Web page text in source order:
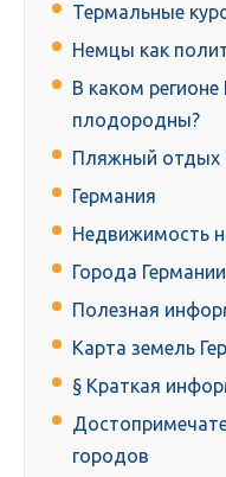
Термальные
Немцы как
В каком
плодородны?
Пляжный отдых
Германия
Недвижимость
Города Германии
Полезная
Карта земель
§ Краткая
городов